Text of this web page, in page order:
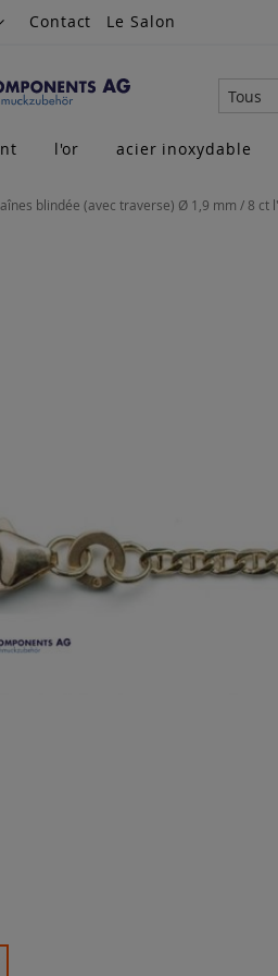
Contact Le Salon
Tous
l'or acier inoxydable
blindée (avec traverse) Ø 1,9 mm / 8 ct